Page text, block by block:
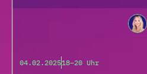
04.02.202518–20 Uhr